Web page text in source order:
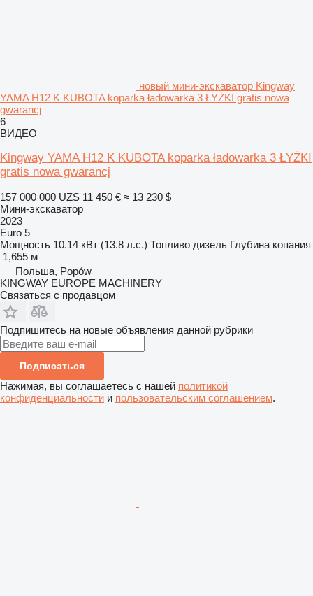
новый мини-экскаватор Kingway
YAMA H12 K KUBOTA koparka ładowarka 3 ŁYŻKI gratis nowa
gwarancj
6
ВИДЕО
Kingway YAMA H12 K KUBOTA koparka ładowarka 3 ŁYŻKI
gratis nowa gwarancj
157 000 000 UZS 11 450 € ≈ 13 230 $
Мини-экскаватор
2023
Euro 5
Мощность 10.14 кВт (13.8 л.с.) Топливо дизель Глубина копания
1,655 м
Польша, Popów
KINGWAY EUROPE MACHINERY
Связаться с продавцом
Подпишитесь на новые объявления данной рубрики
Подписаться
Нажимая, вы соглашаетесь с нашей политикой
конфиденциальности и пользовательским соглашением.